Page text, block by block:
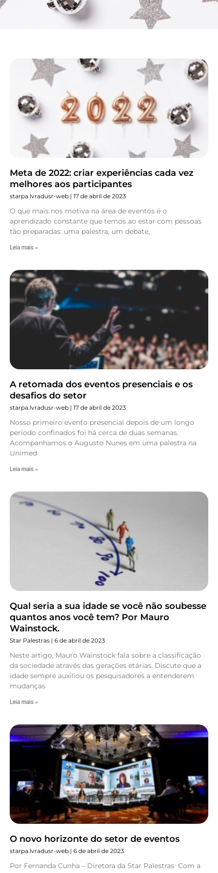
Meta de 2022: criar experiências cada vez
melhores aos participantes
starpa.lvradusr-web 17 de abril de 2023
O que mais nos motiva na área de eventos é o
aprendizado constante que temos ao estar com pessoas
tão preparadas: uma palestra, um debate,
Leia mais »
A retomada dos eventos presenciais e os
desafios do setor
starpa.lvradusr-web 17 de abril de 2023
Nosso primeiro evento presencial depois de um longo
período confinados foi há cerca de duas semanas.
Acompanhamos o Augusto Nunes em uma palestra na
Unimed
Leia mais »
Qual seria a sua idade se você não soubesse
quantos anos você tem? Por Mauro
Wainstock.
Star Palestras 6 de abril de 2023
Neste artigo, Mauro Wainstock fala sobre a classificação
da sociedade através das gerações etárias. Discute que a
idade sempre auxiliou os pesquisadores a entenderem
mudanças
Leia mais »
O novo horizonte do setor de eventos
starpa.lvradusr-web 6 de abril de 2023
Por Fernanda Cunha – Diretora da Star Palestras Com a
PáginaPágina Página